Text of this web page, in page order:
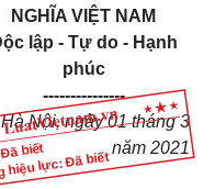
biết
hiệu lực: Đã biết
NGHĨA VIỆT NAM
lập - Tự do - Hạnh
phúc
---------------
Hà Nội, ngày 01tháng 3
năm 2021